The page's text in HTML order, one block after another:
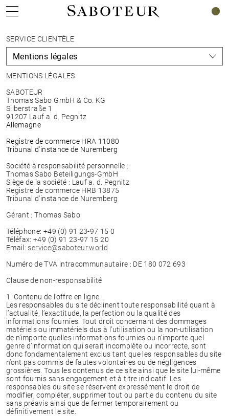
SERVICE CLIENTÈLE
MENTIONS LÉGALES
SABOTEUR
Thomas Sabo GmbH & Co. KG
Silberstraße 1
91207 Lauf a. d. Pegnitz
Allemagne
Registre de commerce HRA 11080
Tribunal d'instance de Nuremberg
Société à responsabilité personnelle :
Thomas Sabo Beteiligungs-GmbH
Siège de la société : Lauf a. d. Pegnitz
Registre de commerce HRB 13875
Tribunal d'instance de Nuremberg
Gérant : Thomas Sabo
Téléphone: +49 (0) 91 23-97 15 0
Téléfax: +49 (0) 91 23-97 15 20
Email: service@saboteur.world
Numéro de TVA intracommunautaire : DE 180 072 693
Clause de non-responsabilité
1. Contenu de l’offre en ligne
Les responsables du site déclinent toute responsabilité quant à
l’actualité, l’exactitude, la perfection ou la qualité des
informations fournies. Tout droit concernant des dommages
matériels ou immatériels dus à l’utilisation ou la non-utilisation
de n’importe quelles informations fournies ou n’importe quel
genre d’information qui serait incomplète ou incorrecte, sont
donc fondamentalement exclus tant que les responsables du site
n’ont pas commis de fautes volontaires ou de négligences
grossières. Tous les contenus de ce site ainsi que le site lui-même
sont fournis sans engagement et à titre indicatif. Les
responsables du site se réservent expressément le droit de
modifier, compléter, supprimer tout ou partie du contenu du site
sans préavis ainsi que de fermer temporairement ou
définitivement le site.